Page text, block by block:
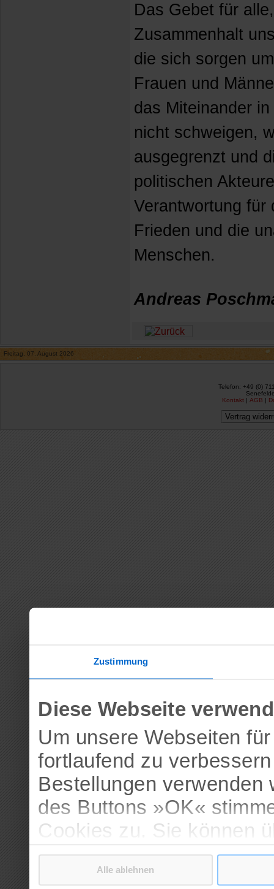
Zustimmung
Diese Webseite
Um unsere Webseiten
fortlaufend zu
Bestellungen
des Buttons »OK«
Cookies zu. Sie können
verschiedenen Cookies
bestätigen.
Alle ablehnen
Das Gebet für
Zusammenhalt
die sich sorgen
Frauen und
das Miteinander
nicht schweigen,
ausgegrenzt und
politischen
Verantwortung für
Frieden und die
Menschen.
Andreas
Freitag, 07. August 2026
Telefon: +49 (0)
Kontakt | AGB |
Vertrag